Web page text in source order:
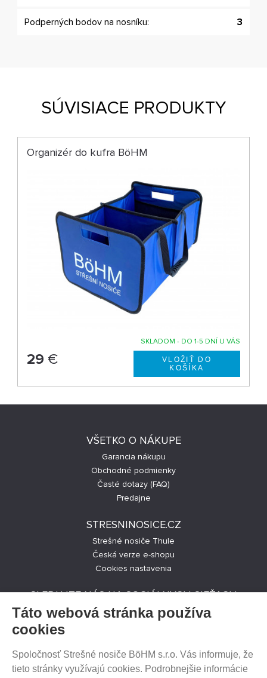
Podperných bodov na nosníku: 3
SÚVISIACE PRODUKTY
Organizér do kufra BöHM
SKLADOM - DO 1-5 DNÍ U VÁS
29 €
VŠETKO O NÁKUPE
Garancia nákupu
Obchodné podmienky
Časté dotazy (FAQ)
Predajne
STRESNINOSICE.CZ
Strešné nosiče Thule
Česká verze e-shopu
Cookies nastavenia
SLEDUJTE NÁS NA SOCIÁLNYCH SIEŤACH
PREDAJ NA SPLÁTKY
Táto webová stránka používa
cookies
Spoločnosť Strešné nosiče BöHM s.r.o. Vás informuje, že
tieto stránky využívajú cookies. Podrobnejšie informácie